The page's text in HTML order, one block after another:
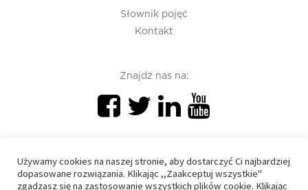
Słownik pojęć
Kontakt
Znajdź nas na:
PIU 2020 © All right reserved
Używamy cookies na naszej stronie, aby dostarczyć Ci najbardziej
dopasowane rozwiązania. Klikając ,,Zaakceptuj wszystkie"
zgadzasz się na zastosowanie wszystkich plików cookie. Klikając